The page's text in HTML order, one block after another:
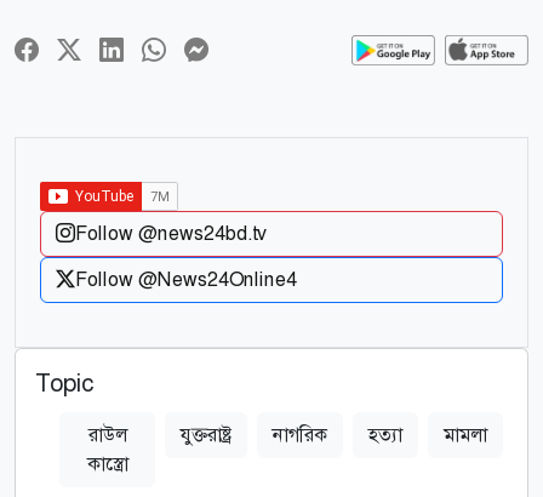
Follow @news24bd.tv
Follow @News24Online4
Topic
রাউল
কাস্ত্রো
যুক্তরাষ্ট্র নাগরিক হত্যা মামলা